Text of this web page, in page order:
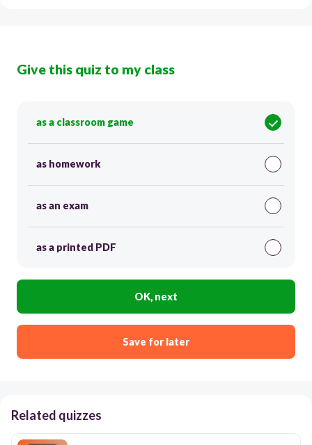
Give this quiz to my class
as a classroom game
as homework
as an exam
as a printed PDF
OK, next
Save for later
Related quizzes